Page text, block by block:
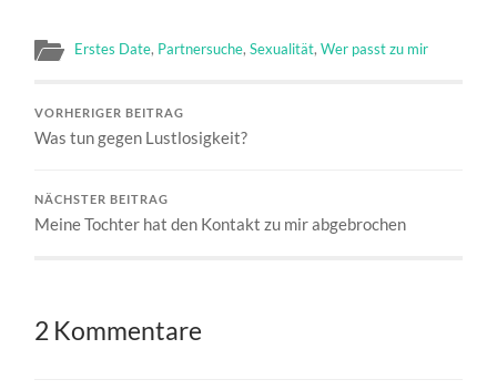
Erstes Date, Partnersuche,Sexualität,Wer passt zu mir
VORHERIGER BEITRAG
Was tun gegen Lustlosigkeit?
NÄCHSTER BEITRAG
Meine Tochter hat den Kontakt zu mir abgebrochen
2 Kommentare